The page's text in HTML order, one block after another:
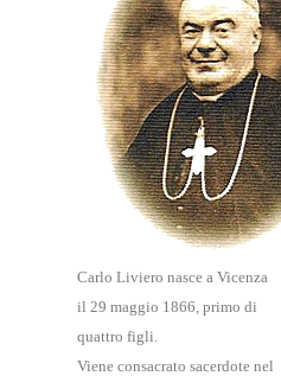
Carlo Liviero nasce a Vicenza
il 29 maggio 1866, primo di
quattro figli.
Viene consacrato sacerdote nel